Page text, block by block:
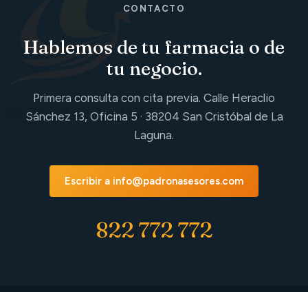
CONTACTO
Hablemos de tu farmacia o de
tu negocio.
Primera consulta con cita previa. Calle Heraclio
Sánchez 13, Oficina 5 · 38204 San Cristóbal de La
Laguna.
Escribir a info@padronasesores.com
822 772 772